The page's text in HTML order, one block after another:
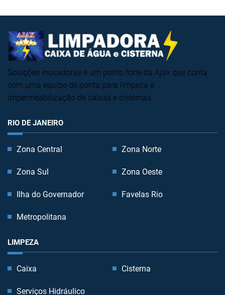
Soluções inovadoras é um ponto forte da Ajax que conta
com uma equipe de ponta para limpeza e
impermeabilização de caixas e cisternas.
RIO DE JANEIRO
Zona Central Zona Norte
Zona Sul Zona Oeste
Ilha do Governador Favelas Rio
Metropolitana
LIMPEZA
Caixa Cisterna
Serviços Hidráulico